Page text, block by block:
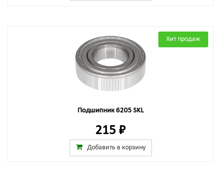
Хит продаж
Подшипник 6205 SKL
215 ₽
Добавить в корзину